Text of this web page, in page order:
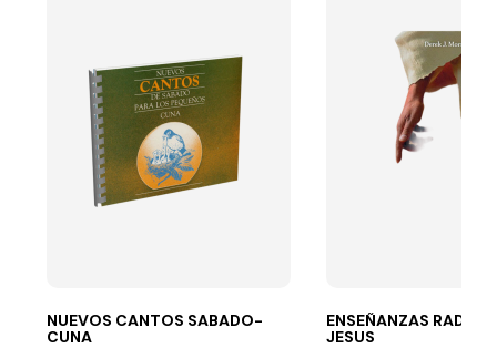
NUEVOS CANTOS SABADO-
CUNA
ENSEÑANZAS
JESUS